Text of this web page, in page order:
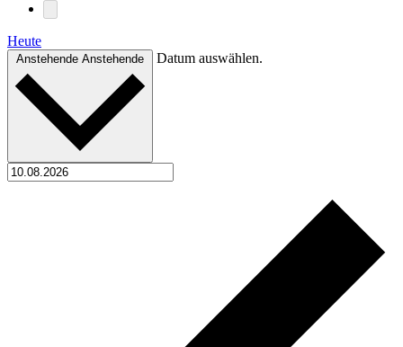
Heute
Anstehende Anstehende Datum auswählen.